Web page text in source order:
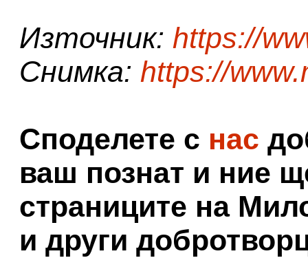
Източник: https://
Снимка: https://
Споделете с нас
ваш познат и ние
страниците на
и други